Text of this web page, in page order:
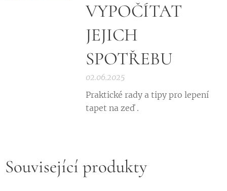
VYPOČÍTAT
JEJICH
SPOTŘEBU
02.06.2025
Praktické rady a tipy pro lepení
tapet na zeď .
Související produkty